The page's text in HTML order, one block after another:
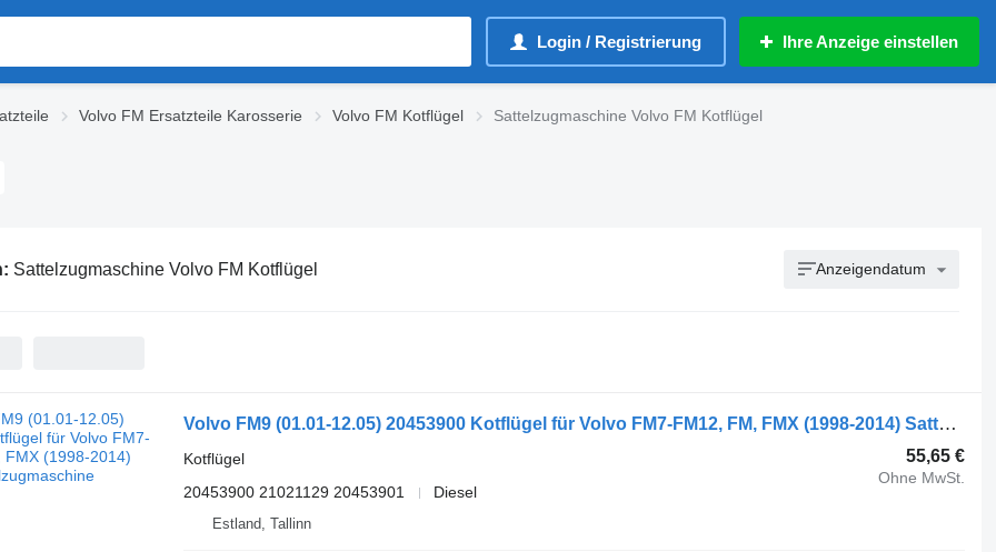
Login / Registrierung Ihre Anzeige einstellen
Volvo FM Ersatzteile Karosserie Volvo FM Kotflügel Sattelzugmaschine Volvo FM Kotflügel
Sattelzugmaschine Volvo FM Kotflügel Anzeigendatum
Volvo FM9 (01.01-12.05) 20453900 Kotflügel für Volvo FM7-FM12, FM, FMX (1998-2014) Sattelzugmaschine
55,65 €
Ohne MwSt.
Kotflügel
20453900 21021129 20453901
Diesel
Estland, Tallinn